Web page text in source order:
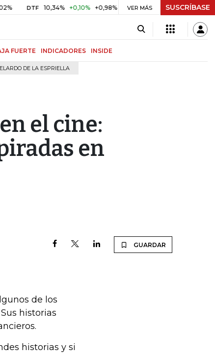
DTF 10,34% +0,10% +0,98% UVR $ 416,91 +$ 0,05 +0,01%
VER MÁS SUSCRÍBASE
FUERTE INDICADORES INSIDE
DE LA ESPRIELLA
el cine:
en
GUARDAR
de los
historias
historias y si